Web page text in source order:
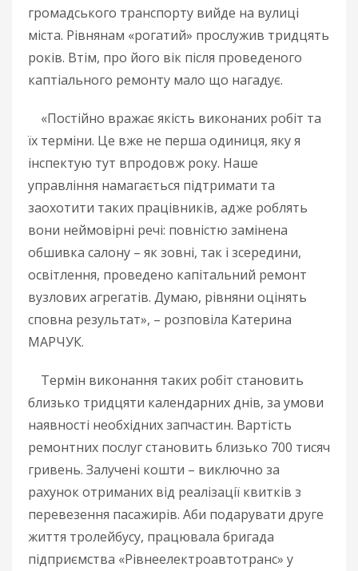
громадського транспорту вийде на вулиці
міста. Рівнянам «рогатий» прослужив тридцять
років. Втім, про його вік після проведеного
каптіального ремонту мало що нагадує.
«Постійно вражає якість виконаних робіт та
їх терміни. Це вже не перша одиниця, яку я
інспектую тут впродовж року. Наше
управління намагається підтримати та
заохотити таких працівників, адже роблять
вони неймовірні речі: повністю замінена
обшивка салону – як зовні, так і зсередини,
освітлення, проведено капітальний ремонт
вузлових агрегатів. Думаю, рівняни оцінять
сповна результат», – розповіла Катерина
МАРЧУК.
Термін виконання таких робіт становить
близько тридцяти календарних днів, за умови
наявності необхідних запчастин. Вартість
ремонтних послуг становить близько 700 тисяч
гривень. Залучені кошти – виключно за
рахунок отриманих від реалізації квитків з
перевезення пасажирів. Аби подарувати друге
життя тролейбусу, працювала бригада
підприємства «Рівнеелектроавтотранс» у